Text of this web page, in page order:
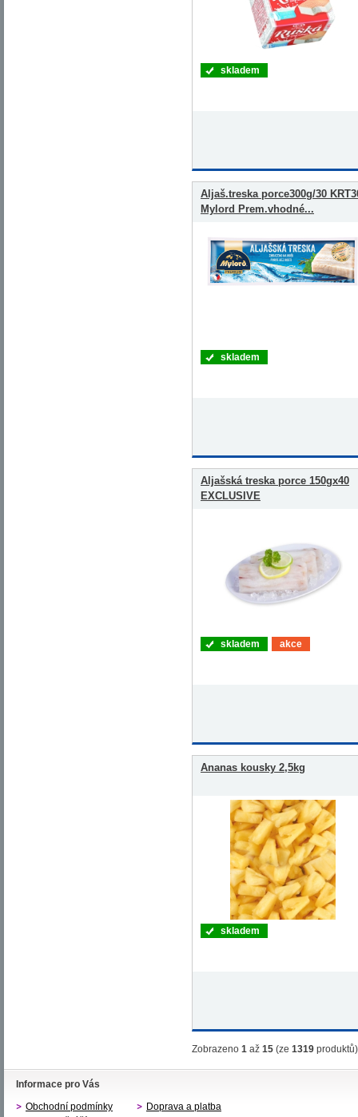
skladem
Aljaš.treska porce300g/30
Mylord Prem.vhodné...
skladem
Aljašská treska porce 150gx40
EXCLUSIVE
skladem akce
Ananas kousky 2,5kg
skladem
Zobrazeno 1 až 15 (ze 1319 produktů)
Informace pro Vás
Obchodní podmínky
Doprava a platba